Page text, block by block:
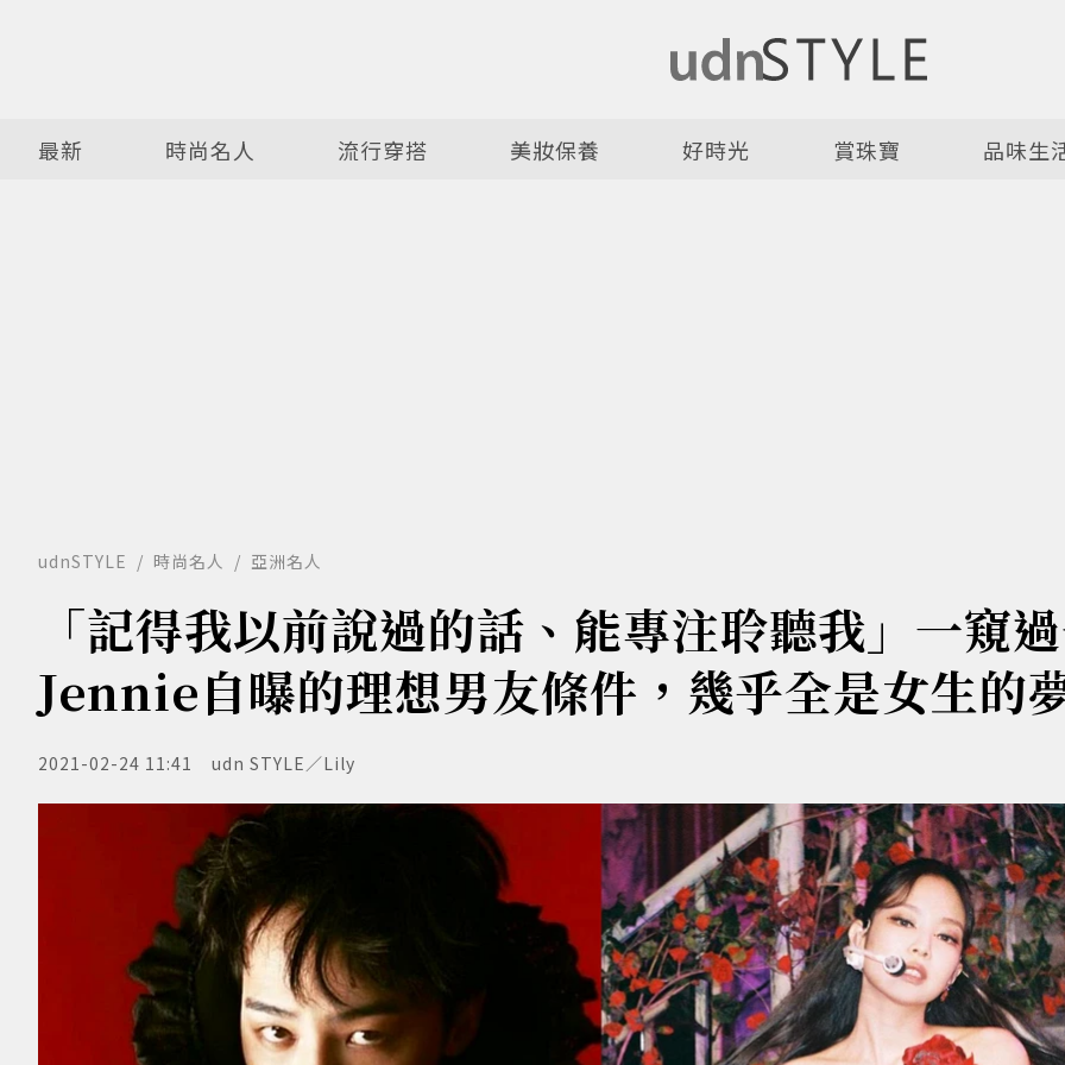
最新 時尚名人 流行穿搭 美妝保養 好時光 賞珠寶 品味生
udnSTYLE 時尚名人 亞洲名人
「記得我以前說過的話、能專注聆聽我」一窺
Jennie自曝的理想男友條件，幾乎全是女生的
2021-02-24 11:41 udn STYLE／Lily